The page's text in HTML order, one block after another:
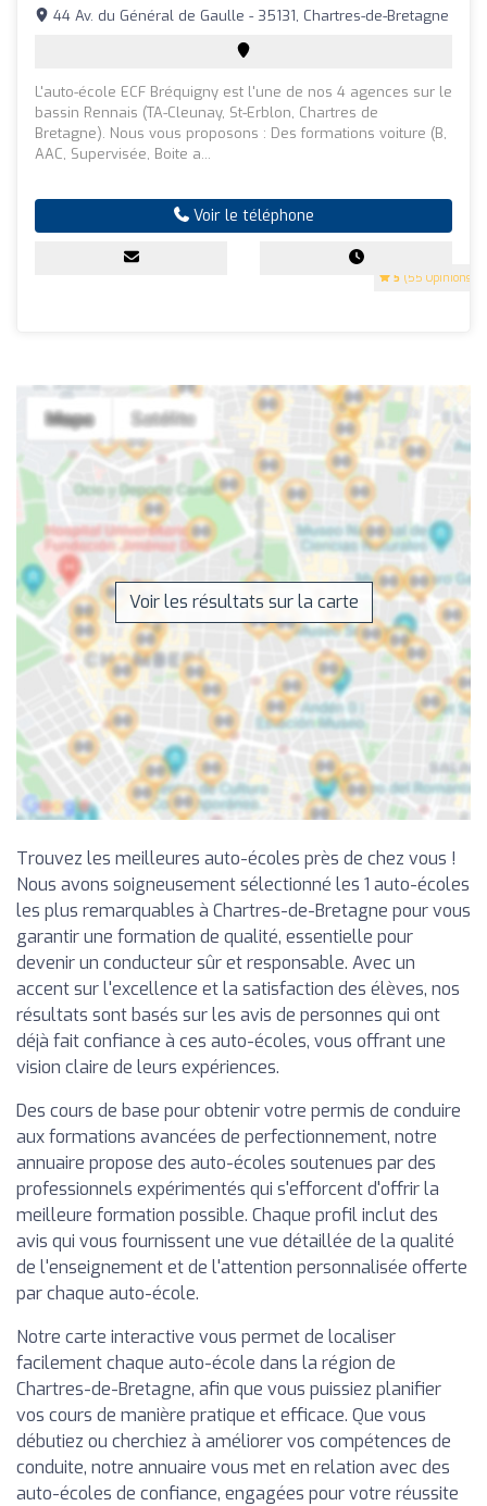
5 (55 Opinions)
44 Av. du Général de Gaulle - 35131, Chartres-de-Bretagne
L'auto-école ECF Bréquigny est l'une de nos 4 agences sur le
bassin Rennais (TA-Cleunay, St-Erblon, Chartres de
Bretagne). Nous vous proposons : Des formations voiture (B,
AAC, Supervisée, Boite a...
Voir le téléphone
Voir les résultats sur la carte
Trouvez les meilleures auto-écoles près de chez vous !
Nous avons soigneusement sélectionné les 1 auto-écoles
les plus remarquables à Chartres-de-Bretagne pour vous
garantir une formation de qualité, essentielle pour
devenir un conducteur sûr et responsable. Avec un
accent sur l'excellence et la satisfaction des élèves, nos
résultats sont basés sur les avis de personnes qui ont
déjà fait confiance à ces auto-écoles, vous offrant une
vision claire de leurs expériences.
Des cours de base pour obtenir votre permis de conduire
aux formations avancées de perfectionnement, notre
annuaire propose des auto-écoles soutenues par des
professionnels expérimentés qui s'efforcent d'offrir la
meilleure formation possible. Chaque profil inclut des
avis qui vous fournissent une vue détaillée de la qualité
de l'enseignement et de l'attention personnalisée offerte
par chaque auto-école.
Notre carte interactive vous permet de localiser
facilement chaque auto-école dans la région de
Chartres-de-Bretagne, afin que vous puissiez planifier
vos cours de manière pratique et efficace. Que vous
débutiez ou cherchiez à améliorer vos compétences de
conduite, notre annuaire vous met en relation avec des
auto-écoles de confiance, engagées pour votre réussite